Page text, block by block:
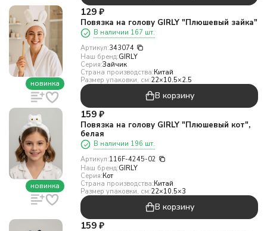
новинка
129 ₽
Повязка на голову GIRLY "Плюшевый зайка"
В наличии 167 шт.
Артикул:343074
Наш бренд:GIRLY
Серия:Зайчик
Страна производства:Китай
Размер упаковки, см:22×10.5×2.5
В корзину
новинка
159 ₽
Повязка на голову GIRLY "Плюшевый кот",
белая
В наличии 196 шт.
Артикул:116F-4245-02
Наш бренд:GIRLY
Серия:Кот
Страна производства:Китай
Размер упаковки, см:22×10.5×3
В корзину
159 ₽